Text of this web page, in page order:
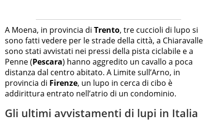
A Moena, in provincia di Trento, tre cuccioli di lupo si
sono fatti vedere per le strade della città, a Chiaravalle
sono stati avvistati nei pressi della pista ciclabile e a
Penne (Pescara) hanno aggredito un cavallo a poca
distanza dal centro abitato. A Limite sull’Arno, in
provincia di Firenze, un lupo in cerca di cibo è
addirittura entrato nell’atrio di un condominio.
Gli ultimi avvistamenti di lupi in Italia